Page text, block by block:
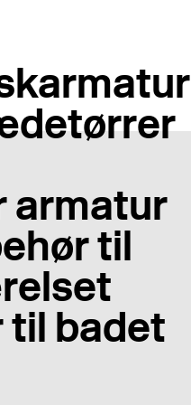
armatur
til
til badet